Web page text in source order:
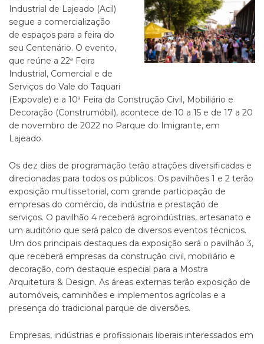
Industrial de Lajeado (Acil)
segue a comercialização
de espaços para a feira do
seu Centenário. O evento,
que reúne a 22ª Feira
Industrial, Comercial e de
Serviços do Vale do Taquari
(Expovale) e a 10ª Feira da Construção Civil, Mobiliário e
Decoração (Construmóbil), acontece de 10 a 15 e de 17 a 20
de novembro de 2022 no Parque do Imigrante, em
Lajeado.
Os dez dias de programação terão atrações diversificadas e
direcionadas para todos os públicos. Os pavilhões 1 e 2 terão
exposição multissetorial, com grande participação de
empresas do comércio, da indústria e prestação de
serviços. O pavilhão 4 receberá agroindústrias, artesanato e
um auditório que será palco de diversos eventos técnicos.
Um dos principais destaques da exposição será o pavilhão 3,
que receberá empresas da construção civil, mobiliário e
decoração, com destaque especial para a Mostra
Arquitetura & Design. As áreas externas terão exposição de
automóveis, caminhões e implementos agrícolas e a
presença do tradicional parque de diversões.
Empresas, indústrias e profissionais liberais interessados em